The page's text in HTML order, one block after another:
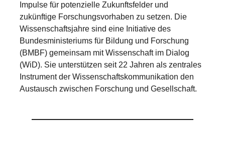
Impulse für potenzielle Zukunftsfelder und
zukünftige Forschungsvorhaben zu setzen. Die
Wissenschaftsjahre sind eine Initiative des
Bundesministeriums für Bildung und Forschung
(BMBF) gemeinsam mit Wissenschaft im Dialog
(WiD). Sie unterstützen seit 22 Jahren als zentrales
Instrument der Wissenschaftskommunikation den
Austausch zwischen Forschung und Gesellschaft.